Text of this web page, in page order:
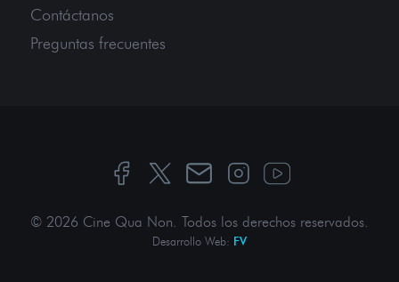
Contáctanos
Preguntas frecuentes
© 2026 Cine Qua Non. Todos los derechos reservados.
Desarrollo Web: FV